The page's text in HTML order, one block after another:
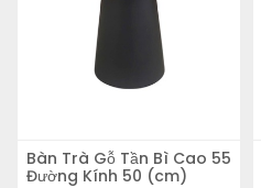
Bàn Trà Gỗ Tần Bì Cao 55
Đường Kính 50 (cm)